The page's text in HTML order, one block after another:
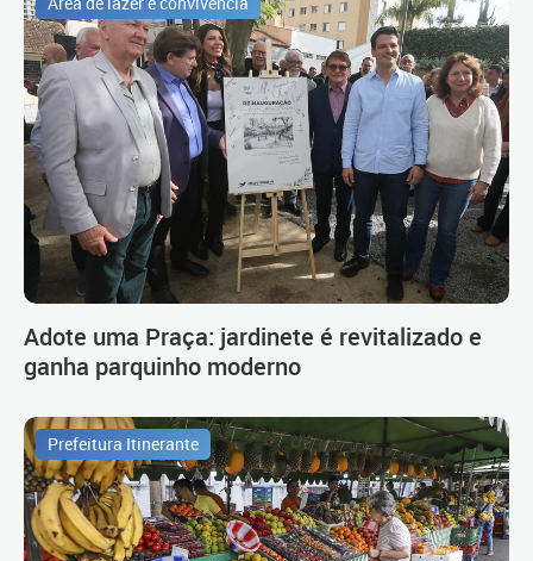
Adote uma Praça: jardinete é revitalizado e
ganha parquinho moderno
Prefeitura Itinerante